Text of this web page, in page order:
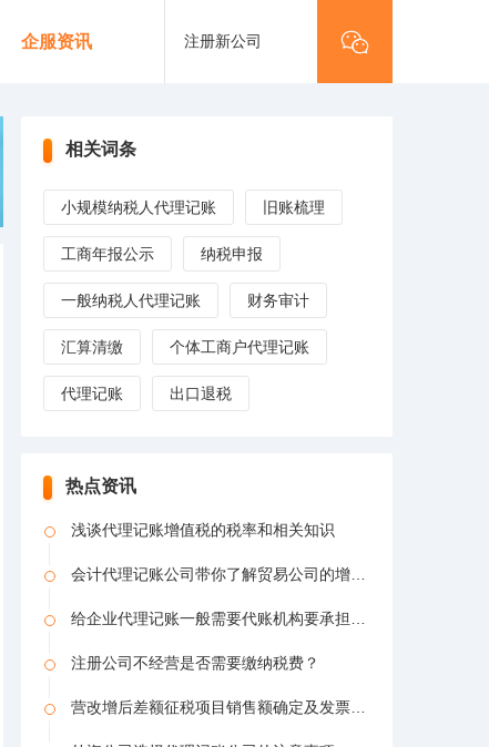
企服资讯 注册新公司
相关词条
小规模纳税人代理记账 旧账梳理
工商年报公示 纳税申报
一般纳税人代理记账 财务审计
汇算清缴 个体工商户代理记账
代理记账 出口退税
热点资讯
浅谈代理记账增值税的税率和相关知识
会计代理记账公司带你了解贸易公司的增值税税率是多少
给企业代理记账一般需要代账机构要承担哪些责任
注册公司不经营是否需要缴纳税费？
营改增后差额征税项目销售额确定及发票开具问题